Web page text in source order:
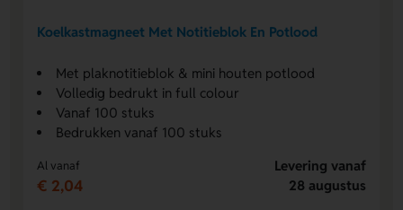
Koelkastmagneet Met Notitieblok En Potlood
Met plaknotitieblok & mini houten potlood
Volledig bedrukt in full colour
Vanaf 100 stuks
Bedrukken vanaf 100 stuks
Al vanaf
€ 2,04
Levering vanaf
28 augustus